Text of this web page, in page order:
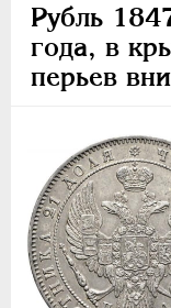
Рубль
года, в
перьев